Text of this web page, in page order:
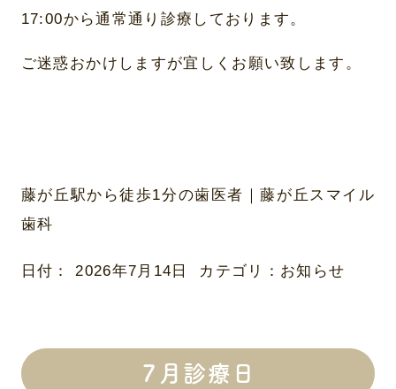
17:00から通常通り診療しております。
ご迷惑おかけしますが宜しくお願い致します。
藤が丘駅から徒歩1分の歯医者｜藤が丘スマイル
歯科
日付： 2026年7月14日 カテゴリ： お知らせ
７月診療日